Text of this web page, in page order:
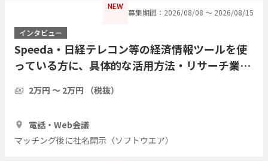
NEW
募集期間：2026/08/08 〜 2026/08/15
インタビュー
Speeda・日経テレコン等の経済情報ツールを使
っている方に、具体的な活用方法・リサーチ業務
2万円 〜 2万円 （税抜）
電話・Web会議
マッチング後に社名開示（ソフトウエア）